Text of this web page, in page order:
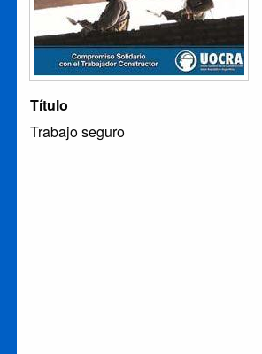
Título
Trabajo seguro